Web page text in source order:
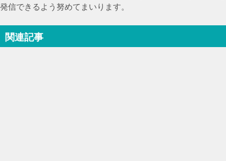
発信できるよう努めてまいります。
関連記事